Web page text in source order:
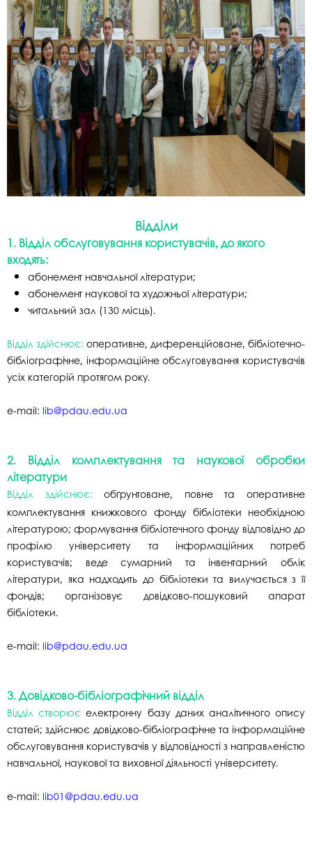
Відділи
1. Відділ обслуговування користувачів, до якого
входять:
абонемент навчальної літератури;
абонемент наукової та художньої літератури;
читальний зал (130 місць).
Відділ здійснює: оперативне, диференційоване, бібліотечно-
бібліографічне, інформаційне обслуговування користувачів
усіх категорій протягом року.
e-mail: lib@pdau.edu.ua
2. Відділ комплектування та наукової обробки
літератури
Відділ здійснює: обґрунтоване, повне та оперативне
комплектування книжкового фонду бібліотеки необхідною
літературою; формування бібліотечного фонду відповідно до
профілю університету та інформаційних потреб
користувачів; веде сумарний та інвентарний облік
літератури, яка надходить до бібліотеки та вилучається з її
фондів; організовує довідково-пошуковий апарат
бібліотеки.
e-mail: lib@pdau.edu.ua
3. Довідково-бібліографічний відділ
Відділ створює електронну базу даних аналітичного опису
статей; здійснює довідково-бібліографічне та інформаційне
обслуговування користувачів у відповідності з направленістю
навчальної, наукової та виховної діяльності університету.
e-mail: lib01@pdau.edu.ua